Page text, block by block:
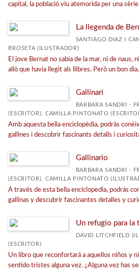
Biografía
Teatre
Narrativa juvenil
Álbum ilustrado
Música
Llibre de text
CATÀLEGS PDF
Catàleg Secundària 2026
Catàleg llibres Secundària 2025
Catàleg IES Catalunya 2025
Catàleg General 2025
Catàleg Catalunya 2025
capital, la població viu atemorida per una
La llegenda de
SANTIAGO DIAZ I
BROSETA (ILUSTRADOR)
El jove Bernat no sabia de la mar, ni de naus,
allò que havia llegit als llibres. Però un bon
Gallinari
BARBARA SANDRI -
(ESCRITOR), CAMILLA PINTONATO
Amb aquesta bella enciclopèdia, podràs
gallines i descobrir fascinants detalls i
Gallinario
BARBARA SANDRI -
(ESCRITOR), CAMILLA PINTONATO
A través de esta bella enciclopedia, podrás
gallinas y descubrir fascinantes detalles y
Un refugio para la
DAVID LITCHFIELD
(ESCRITOR)
Un libro que reconfortará a aquellos niños y
sentido tristes alguna vez. ¿Alguna vez has